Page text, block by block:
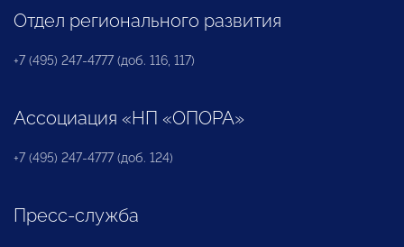
Отдел регионального развития
+7 (495) 247-4777 (доб. 116, 117)
Ассоциация «НП «ОПОРА»
+7 (495) 247-4777 (доб. 124)
Пресс-служба